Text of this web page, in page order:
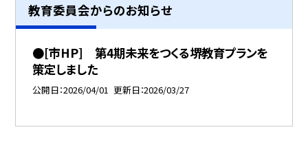
教育委員会からのお知らせ
●[市HP] 第4期未来をつくる堺教育プランを
策定しました
公開日 2026/04/01 更新日 2026/03/27